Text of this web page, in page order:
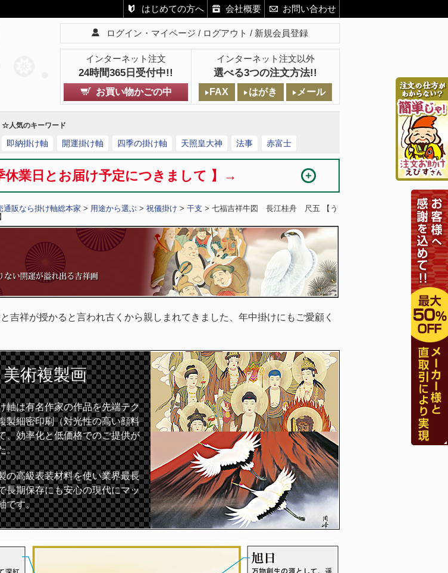
はじめての方へ 会社概要 お問い合わせ
ログイン・マイページ ログアウト 新規会員登録
インターネット注文
24時間365日受付中!!
インターネット注文以外
選べる3つの注文方法!!
お買い物かごの中 FAX はがき メール
☆人気のキーワード
即納掛け軸 開運掛け軸 四季の掛け軸 天照皇大神 法事 赤富士
休業日とお届け予定につきまして 】→
通販なら掛け軸総本家 > 用途から選ぶ > 祝儀掛け > 干支 > 七福吉祥牛図 長江桂舟 尺五 【う
と吉祥が授かると言われ古くから親しまれてきました、年中掛けにもご愛顧く
美術複製画
軸は有名作家の作品を先端テク
製細密印刷（対光性の高い顔料
、効率化と低価格でのご提供が
。
の高級表装材料を使い業界最長
長期保存にも安心の現代にマッ
です。